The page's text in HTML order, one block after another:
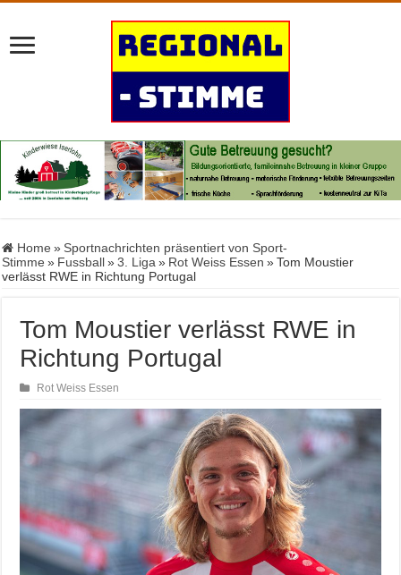
Home » Sportnachrichten präsentiert von Sport-
Stimme » Fussball » 3. Liga » Rot Weiss Essen » Tom Moustier
verlässt RWE in Richtung Portugal
Tom Moustier verlässt RWE in
Richtung Portugal
Rot Weiss Essen